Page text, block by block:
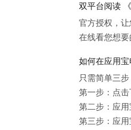
双平台阅读
官方授权，
在线看您想要
如何在应用
只需简单三
第一步：点
第二步：应
第三步：应